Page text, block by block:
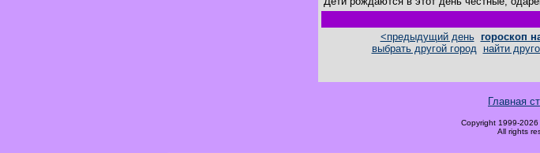
<предыдущий день гороскоп
выбрать другой город
найти
Главная
Copyright 1999-2026
All rights